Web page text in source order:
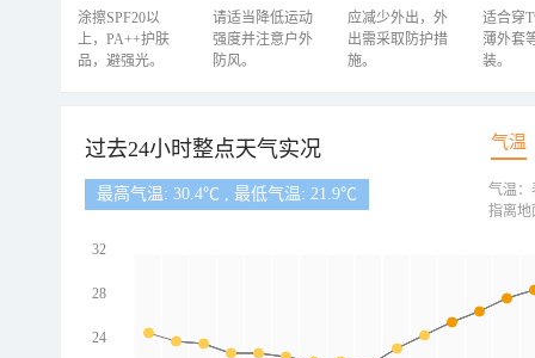
涂擦SPF20以
上，PA++护肤
品，避强光。
请适当降低运动
强度并注意户外
防风。
应减少外出，外
出需采取防护措
施。
适合穿
薄外套
装。
过去24小时整点天气实况 气温
最高气温: 30.4℃ , 最低气温: 21.9℃
32
28
24
气温：
指离地